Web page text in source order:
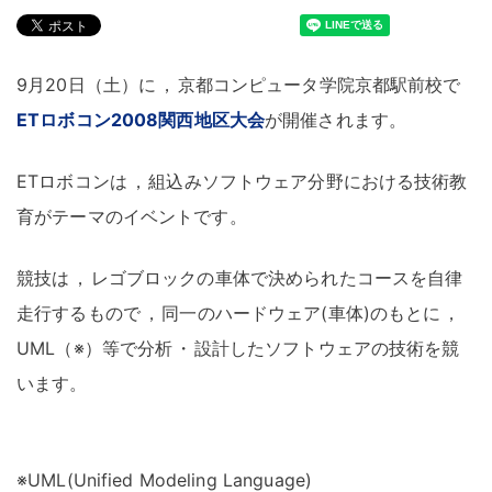
9月20日（土）に ， 京都コンピュータ学院京都駅前校で
ETロボコン2008関西地区大会が開催されます。
ETロボコンは ， 組込みソフトウェア分野における技術教
育がテーマのイベントです。
競技は ， レゴブロックの車体で決められたコースを自律
走行するもので ， 同一のハードウェア(車体)のもとに ，
UML（※）等で分析 ・ 設計したソフトウェアの技術を競
います。
※UML(Unified Modeling Language)